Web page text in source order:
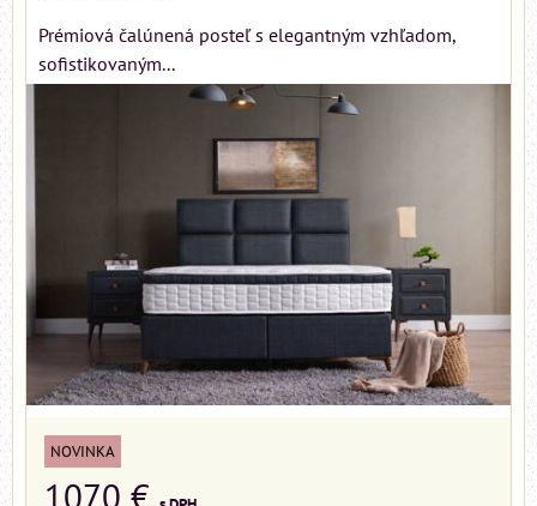
Prémiová čalúnená posteľ s elegantným vzhľadom,
sofistikovaným...
NOVINKA
1070 €